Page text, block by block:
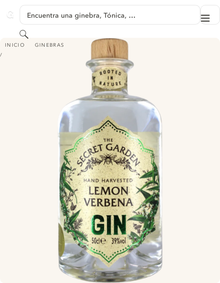
GINVENTORY
Encuentra una ginebra, Tónica, …
Buscar
INICIO GINEBRAS
THE SECRET GARDEN LEMON VERBENA GIN - (FORMERLY OLD